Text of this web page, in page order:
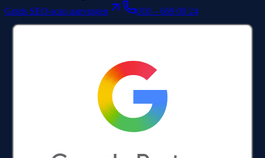
Gratis SEO-scan aanvragen
010 – 669 00 24